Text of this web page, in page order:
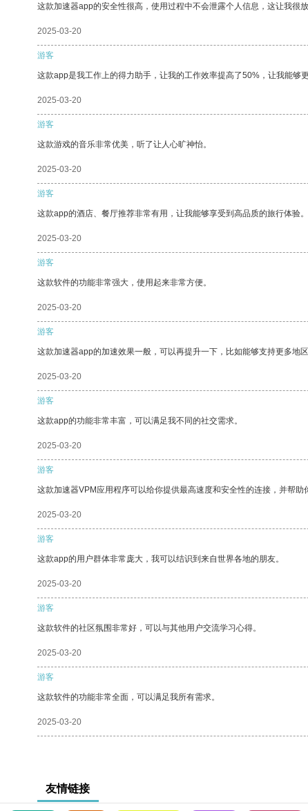
这款加速器app的安全性很高，使用过程中不会泄露个人信息，这让我很
2025-03-20
游客
这款app是我工作上的得力助手，让我的工作效率提高了50%，让我能够
2025-03-20
游客
这款游戏的音乐非常优美，听了让人心旷神怡。
2025-03-20
游客
这款app的酒店、餐厅推荐非常有用，让我能够享受到高品质的旅行体验。
2025-03-20
游客
这款软件的功能非常强大，使用起来非常方便。
2025-03-20
游客
这款加速器app的加速效果一般，可以再提升一下，比如能够支持更多地区
2025-03-20
游客
这款app的功能非常丰富，可以满足我不同的社交需求。
2025-03-20
游客
这款加速器VPM应用程序可以给你提供最高速度和安全性的连接，并帮助
2025-03-20
游客
这款app的用户群体非常庞大，我可以结识到来自世界各地的朋友。
2025-03-20
游客
这款软件的社区氛围非常好，可以与其他用户交流学习心得。
2025-03-20
游客
这款软件的功能非常全面，可以满足我所有需求。
2025-03-20
友情链接